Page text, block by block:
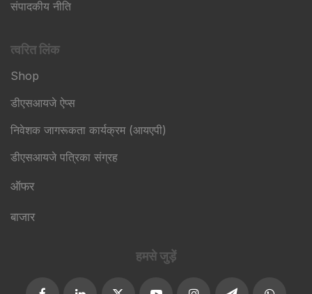
संपादकीय नीति
त्वरित लिंक
Shop
डीएसआयजे ऐप्स
निवेशक जागरूकता कार्यक्रम (आयएपी)
डीएसआयजे पत्रिका संग्रह
ऑफर
बाजार
हमसे जुड़ें